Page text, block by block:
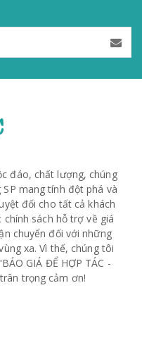
đáo, chất lượng, chúng
mang tính đột phá và
đối cho tất cả khách
sách hỗ trợ về giá
chuyển đối với những
xa. Vì thế, chúng tôi
GIÁ ĐỂ HỢP TÁC -
trọng cảm ơn!